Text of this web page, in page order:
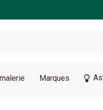
Marques